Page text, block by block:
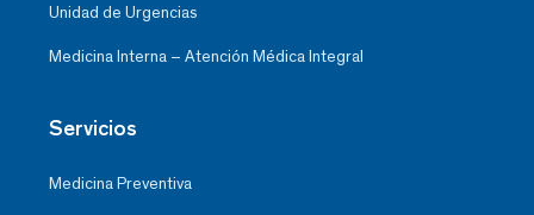
Unidad de Urgencias
Medicina Interna – Atención Médica Integral
Servicios
Medicina Preventiva